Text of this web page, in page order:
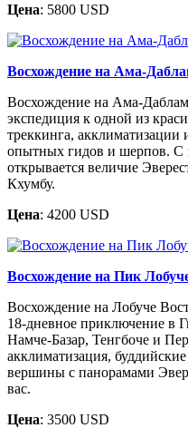
Цена: 5800 USD
Восхождение на Ама-
Восхождение на Ама-
экспедиция к одной из
треккинга,
опытных гидов и шерпов. С
открывается величие
Кхумбу.
Цена: 4200 USD
Восхождение на Пик
Восхождение на Лобуче
18-дневное приключение в
Намче-Базар, Тенгбоче и
акклиматизация,
вершины с панорамами
вас.
Цена: 3500 USD